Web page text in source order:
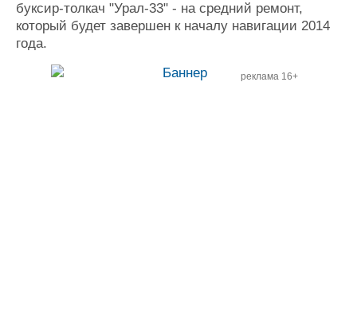
Конференции
Выставки и семинары
Личности
Словарь
Флот
Галерея флота
Отзывы
буксир-толкач "Урал-33" - на средний ремонт,
который будет завершен к началу навигации 2014
года.
реклама 16+